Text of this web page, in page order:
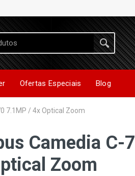
Ofertas Especiais Blog
7.1MP / 4x Optical Zoom
Camedia C-
Zoom